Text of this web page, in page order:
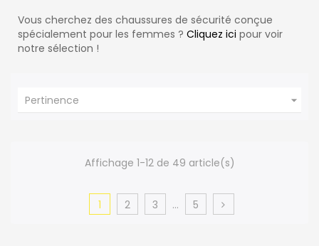
Vous cherchez des chaussures de sécurité conçue
spécialement pour les femmes ? Cliquez ici pour voir
notre sélection !
Pertinence 
Affichage 1-12 de 49 article(s)
1 2 3 … 5